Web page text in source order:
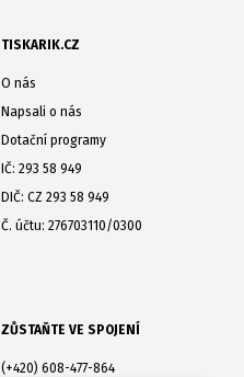
TISKARIK.CZ
O nás
Napsali o nás
Dotační programy
IČ: 293 58 949
DIČ: CZ 293 58 949
Č. účtu: 276703110/0300
ZŮSTAŇTE VE SPOJENÍ
(+420) 608-477-864